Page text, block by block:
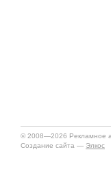
© 2008—2026 Рекламное
Создание сайта — Элкос